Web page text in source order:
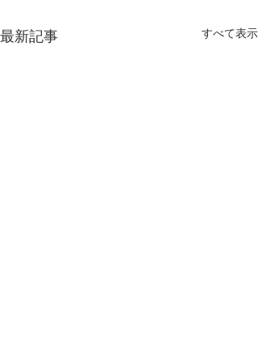
最新記事 すべて表示